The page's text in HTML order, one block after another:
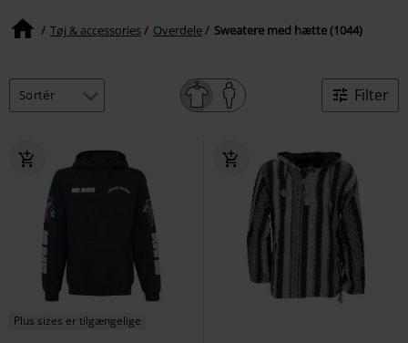
Tøj & accessories Overdele Sweatere med hætte (1044)
Filter
Plus sizes er tilgængelige